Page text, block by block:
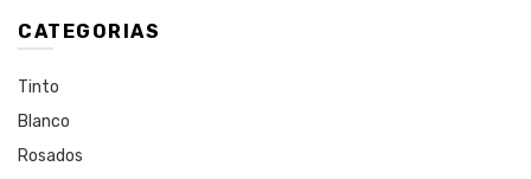
CATEGORIAS
Tinto
Blanco
Rosados